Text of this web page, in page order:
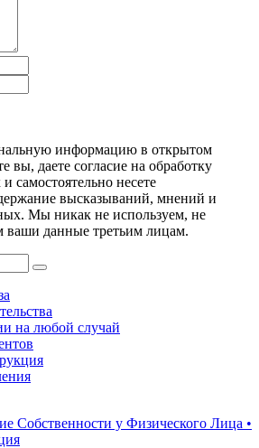
информацию в открытом
вы, даете согласие на обработку
самостоятельно несете
высказываний, мнений и
Мы никак не используем, не
ваши данные третьим лицам.
на любой случай
Собственности у Физического Лица •